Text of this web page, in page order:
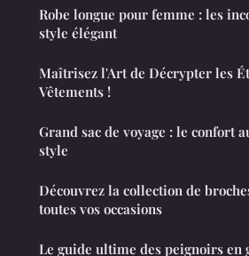
Robe longue pour femme : les
style élégant
Maîtrisez l'Art de Décrypter les
Vêtements !
Grand sac de voyage : le confort
style
Découvrez la collection de
toutes vos occasions
Le guide ultime des peignoirs en